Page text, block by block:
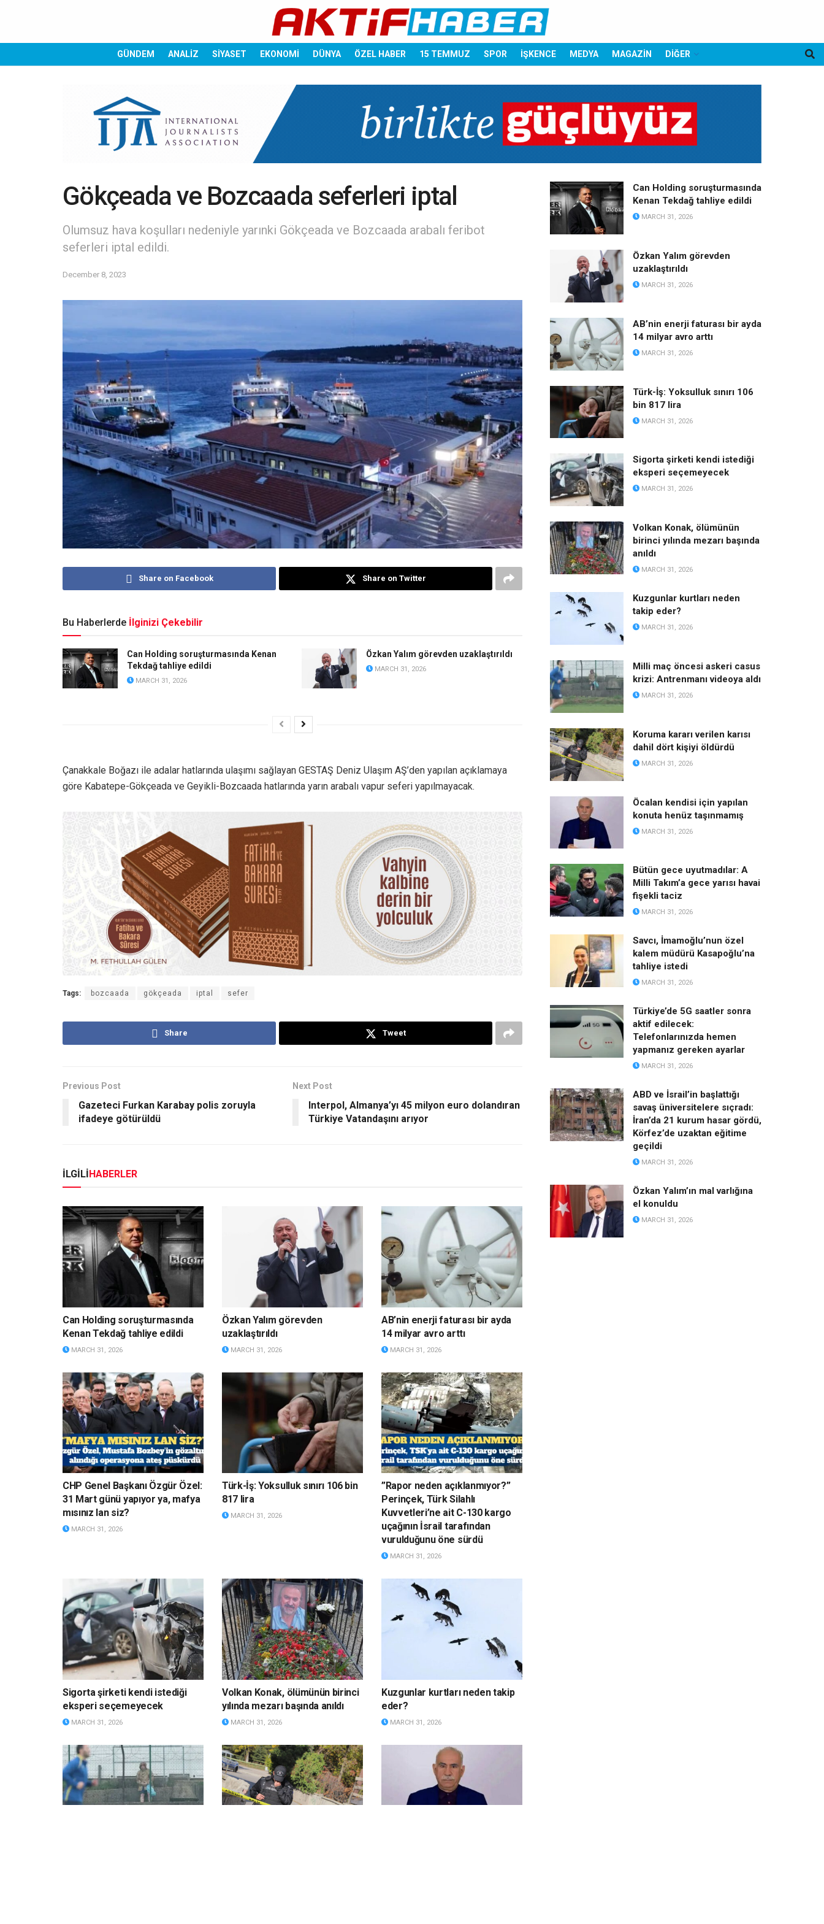
GÜNDEM ANALİZ SİYASET EKONOMİ DÜNYA ÖZEL HABER 15 TEMMUZ SPOR İŞKENCE MEDYA MAGAZİN DİĞER
Gökçeada ve Bozcaada seferleri iptal
Olumsuz hava koşulları nedeniyle yarınki Gökçeada ve Bozcaada arabalı feribot
seferleri iptal edildi.
December 8, 2023
Share on Facebook Share on Twitter
Bu Haberlerde İlginizi Çekebilir
Can Holding soruşturmasında Kenan
Tekdağ tahliye edildi
MARCH 31, 2026
Özkan Yalım görevden uzaklaştırıldı
MARCH 31, 2026
Çanakkale Boğazı ile adalar hatlarında ulaşımı sağlayan GESTAŞ Deniz Ulaşım AŞ’den yapılan açıklamaya
göre Kabatepe-Gökçeada ve Geyikli-Bozcaada hatlarında yarın arabalı vapur seferi yapılmayacak.
Tags: bozcaada gökçeada iptal sefer
Share Tweet
Previous Post
Gazeteci Furkan Karabay polis zoruyla
ifadeye götürüldü
Next Post
Interpol, Almanya’yı 45 milyon euro dolandıran
Türkiye Vatandaşını arıyor
İLGİLİ HABERLER
Can Holding soruşturmasında
Kenan Tekdağ tahliye edildi
MARCH 31, 2026
Özkan Yalım görevden
uzaklaştırıldı
MARCH 31, 2026
AB’nin enerji faturası bir ayda
14 milyar avro arttı
MARCH 31, 2026
CHP Genel Başkanı Özgür Özel:
31 Mart günü yapıyor ya, mafya
mısınız lan siz?
MARCH 31, 2026
Türk-İş: Yoksulluk sınırı 106 bin
817 lira
MARCH 31, 2026
”Rapor neden açıklanmıyor?”
Perinçek, Türk Silahlı
Kuvvetleri’ne ait C-130 kargo
uçağının İsrail tarafından
vurulduğunu öne sürdü
MARCH 31, 2026
Sigorta şirketi kendi istediği
eksperi seçemeyecek
MARCH 31, 2026
Volkan Konak, ölümünün birinci
yılında mezarı başında anıldı
MARCH 31, 2026
Kuzgunlar kurtları neden takip
eder?
MARCH 31, 2026
Can Holding soruşturmasında
Kenan Tekdağ tahliye edildi
MARCH 31, 2026
Özkan Yalım görevden
uzaklaştırıldı
MARCH 31, 2026
AB’nin enerji faturası bir ayda
14 milyar avro arttı
MARCH 31, 2026
Türk-İş: Yoksulluk sınırı 106
bin 817 lira
MARCH 31, 2026
Sigorta şirketi kendi istediği
eksperi seçemeyecek
MARCH 31, 2026
Volkan Konak, ölümünün
birinci yılında mezarı başında
anıldı
MARCH 31, 2026
Kuzgunlar kurtları neden
takip eder?
MARCH 31, 2026
Milli maç öncesi askeri casus
krizi: Antrenmanı videoya aldı
MARCH 31, 2026
Koruma kararı verilen karısı
dahil dört kişiyi öldürdü
MARCH 31, 2026
Öcalan kendisi için yapılan
konuta henüz taşınmamış
MARCH 31, 2026
Bütün gece uyutmadılar: A
Milli Takım’a gece yarısı havai
fişekli taciz
MARCH 31, 2026
Savcı, İmamoğlu’nun özel
kalem müdürü Kasapoğlu’na
tahliye istedi
MARCH 31, 2026
Türkiye’de 5G saatler sonra
aktif edilecek:
Telefonlarınızda hemen
yapmanız gereken ayarlar
MARCH 31, 2026
ABD ve İsrail’in başlattığı
savaş üniversitelere sıçradı:
İran’da 21 kurum hasar gördü,
Körfez’de uzaktan eğitime
geçildi
MARCH 31, 2026
Özkan Yalım’ın mal varlığına
el konuldu
MARCH 31, 2026